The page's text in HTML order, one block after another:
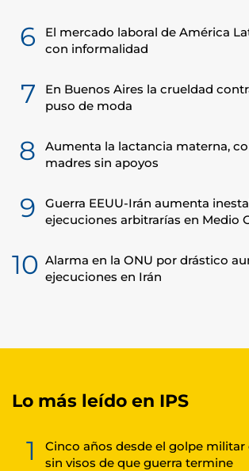
6
El mercado laboral de América
con informalidad
7
En Buenos Aires la crueldad
puso de moda
8
Aumenta la lactancia materna,
madres sin apoyos
9
Guerra EEUU-Irán aumenta
ejecuciones arbitrarías en Medio
10 Alarma en la ONU por drástico
ejecuciones en Irán
Lo más leído en IPS
1
Cinco años desde el golpe militar
sin visos de que guerra termine